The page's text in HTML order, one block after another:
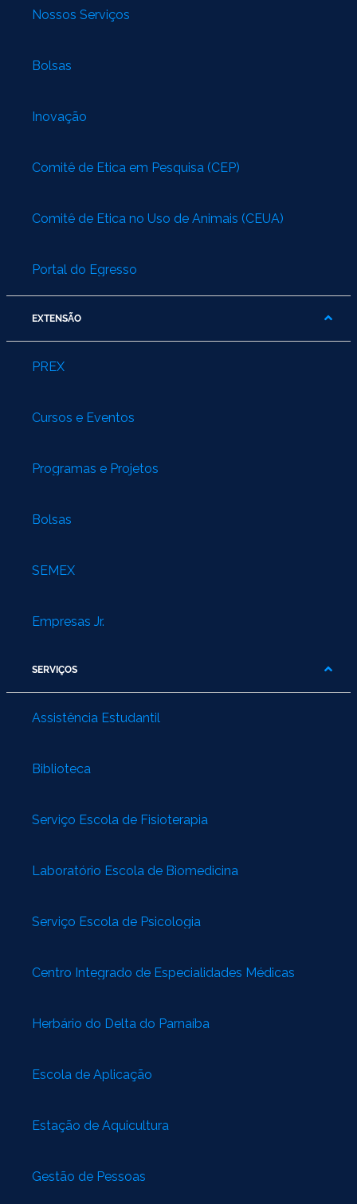
Nossos Serviços
Bolsas
Inovação
Comitê de Ética em Pesquisa (CEP)
Comitê de Ética no Uso de Animais (CEUA)
Portal do Egresso
EXTENSÃO
PREX
Cursos e Eventos
Programas e Projetos
Bolsas
SEMEX
Empresas Jr.
SERVIÇOS
Assistência Estudantil
Biblioteca
Serviço Escola de Fisioterapia
Laboratório Escola de Biomedicina
Serviço Escola de Psicologia
Centro Integrado de Especialidades Médicas
Herbário do Delta do Parnaíba
Escola de Aplicação
Estação de Aquicultura
Gestão de Pessoas